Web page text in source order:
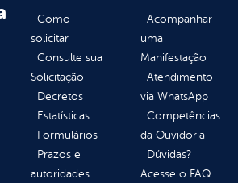
Como
solicitar
Consulte sua
Solicitação
Decretos
Estatísticas
Formulários
Prazos e
autoridades
Acompanhar
uma
Manifestação
Atendimento
via WhatsApp
Competências
da Ouvidoria
Dúvidas?
Acesse o FAQ